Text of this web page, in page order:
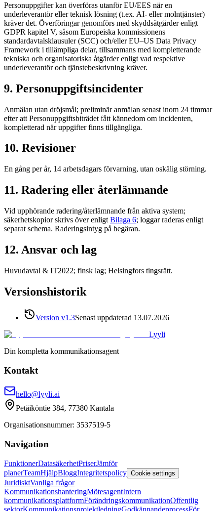
Personuppgifter kan överföras utanför EU/EES när en
underleverantör eller teknisk lösning (t.ex. AI- eller molntjänster)
kräver det. Överföringar genomförs med skyddsåtgärder enligt
GDPR kapitel V, såsom Europeiska kommissionens
standardavtalsklausuler (SCC) och/eller EU–US Data Privacy
Framework i tillämpliga delar, tillsammans med kompletterande
tekniska och organisatoriska åtgärder enligt vad respektive
underleverantör och tjänstebeskrivning kräver.
9. Personuppgiftsincidenter
Anmälan utan dröjsmål; preliminär anmälan senast inom 24 timmar
efter att Personuppgiftsbiträdet fått kännedom om incidenten,
kompletterad när uppgifter finns tillgängliga.
10. Revisioner
En gång per år, 14 arbetsdagars förvarning, utan oskälig störning.
11. Radering eller återlämnande
Vid upphörande radering/återlämnande från aktiva system;
säkerhetskopior skrivs över enligt Bilaga 6; loggar raderas enligt
separat schema. Raderingsintyg på begäran.
12. Ansvar och lag
Huvudavtal & IT2022; finsk lag; Helsingfors tingsrätt.
Versionshistorik
Version v1.3Senast uppdaterad 13.07.2026
Lyyli
Din kompletta kommunikationsagent
Kontakt
hello@lyyli.ai
Petäiköntie 384, 77380 Kantala
Organisationsnummer: 3537519-5
Navigation
FunktionerDatasäkerhetPriserJämför
planerTeamHjälpBloggIntegritetspolicy Cookie settings
JuridisktVanliga frågor
KommunikationshanteringMötesagentIntern
kommunikationsplattformFörändringskommunikationOffentlig
sektorKommunikationsprojektledningGodkännandeprocessFör